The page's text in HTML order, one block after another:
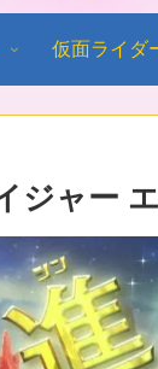
仮面ライダ
ジャー